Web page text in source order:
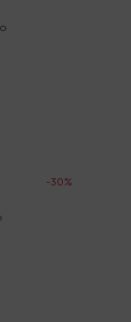
-30%